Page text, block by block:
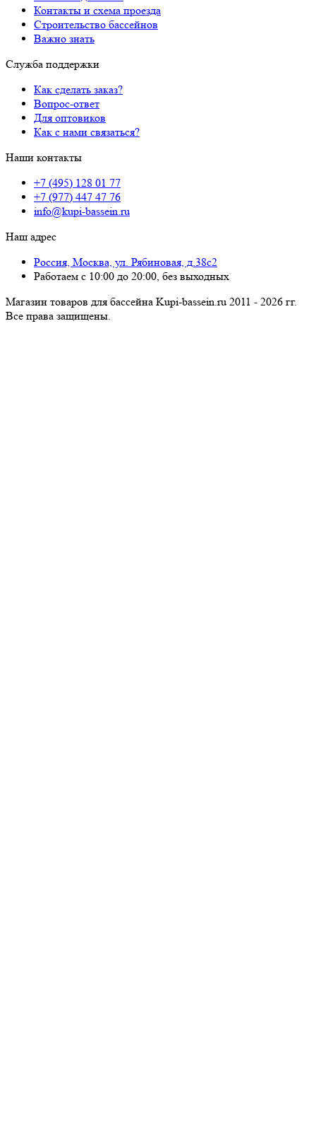
Контакты и схема проезда
Строительство бассейнов
Важно знать
Служба поддержки
Как сделать заказ?
Вопрос-ответ
Для оптовиков
Как с нами связаться?
Наши контакты
+7 (495) 128 01 77
+7 (977) 447 47 76
info@kupi-bassein.ru
Наш адрес
Россия, Москва, ул. Рябиновая, д.38с2
Работаем с 10:00 до 20:00, без выходных
Магазин товаров для бассейна Kupi-bassein.ru 2011 - 2026 гг.
Все пра­ва за­щи­ще­ны.